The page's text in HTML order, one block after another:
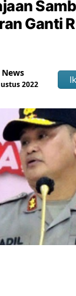
Ganti
News
2022